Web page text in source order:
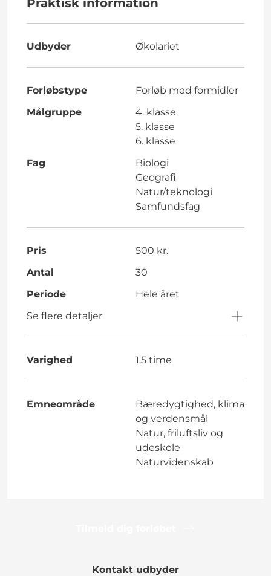
Udbyder Økolariet
Forløbstype
Forløb med formidler
Målgruppe
4. klasse
5. klasse
6. klasse
Fag
Biologi
Geografi
Natur/teknologi
Samfundsfag
Pris
500 kr.
Antal
30
Periode
Hele året
Se flere detaljer
Varighed 1.5 time
Emneområde
Bæredygtighed, klima
og verdensmål
Natur, friluftsliv og
udeskole
Naturvidenskab
Kontakt udbyder